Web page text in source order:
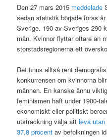
Den 27 mars 2015 meddelade
sedan statistik började föras
Sverige. 190 av Sveriges 290
män. Kvinnor flyttar oftare än
storstadsregionerna ett
Det finns alltså rent
konkurrensen om kvinnorna
männen. En kanske ännu
feminismen haft under 1900-
ekonomiskt eller politiskt
utsträckning välja attleva utan
37,8 procent av befolkningen